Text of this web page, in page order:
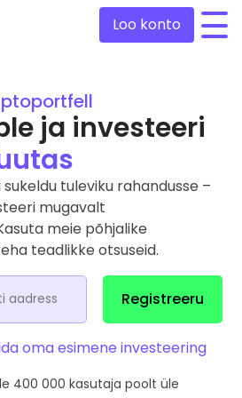
Langejad
tokenid
€ väärtuses…
investeerimiseks
Loo konto
ja investeeri
tuleviku rahandusse –
mugavalt
meie põhjalike
teadlikke otsuseid.
Registreeru
oma esimene investeering
400 000 kasutaja poolt üle